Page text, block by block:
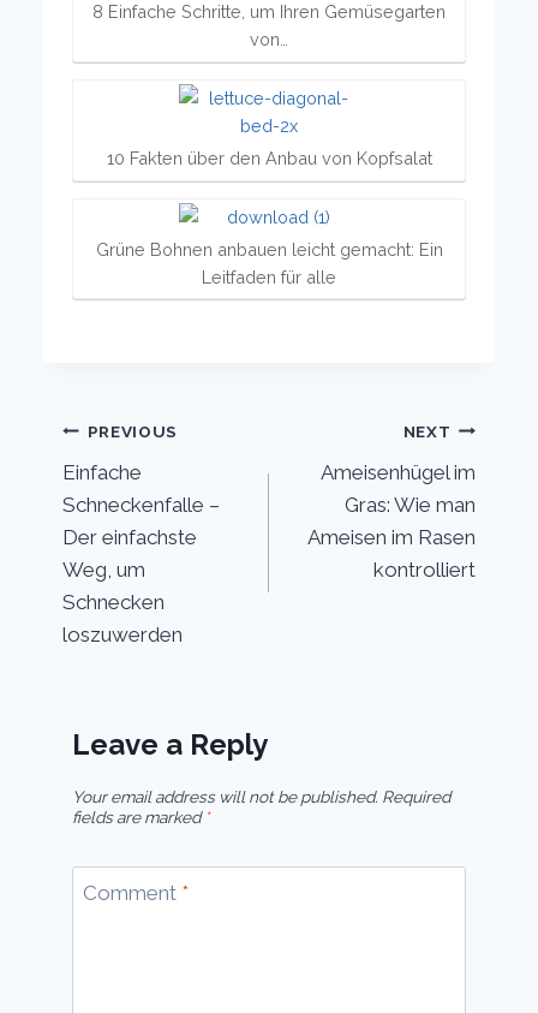
8 Einfache Schritte, um Ihren Gemüsegarten
von…
10 Fakten über den Anbau von Kopfsalat
Grüne Bohnen anbauen leicht gemacht: Ein
Leitfaden für alle
Post
navigation
PREVIOUS
Einfache
Schneckenfalle –
Der einfachste
Weg, um
Schnecken
loszuwerden
NEXT
Ameisenhügel im
Gras: Wie man
Ameisen im Rasen
kontrolliert
Leave a Reply
Your email address will not be published. Required
fields are marked *
Comment *